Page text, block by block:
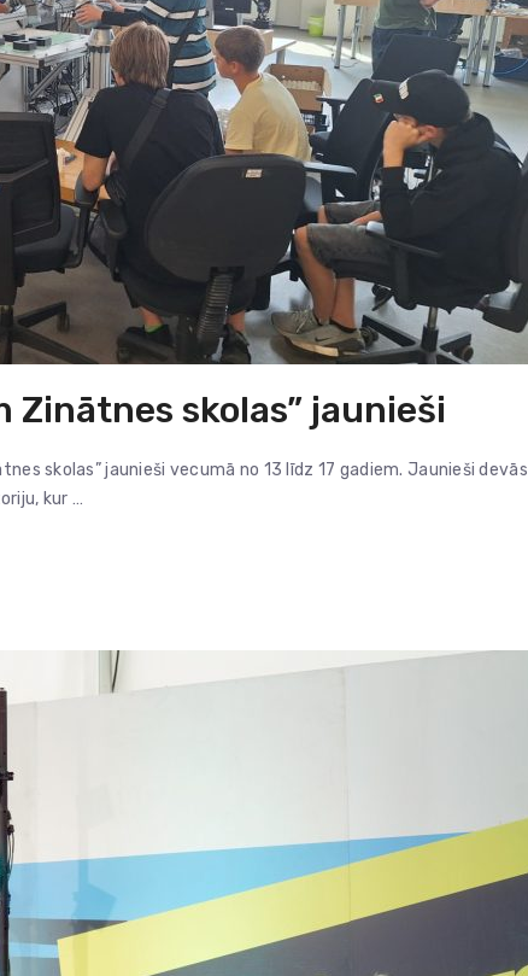
Zinātnes skolas” jaunieši
skolas” jaunieši vecumā no 13 līdz 17 gadiem. Jaunieši devās
kur …